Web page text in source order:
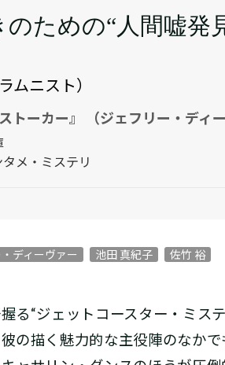
のための“人間嘘発
ムニスト）
トーカー』 （ジェフリー・ディ
メ・ミステリ
ディーヴァー 池田 真紀子 佐竹 裕
る“ジェットコースター・ミス
の描く魅力的な主役陣のなか